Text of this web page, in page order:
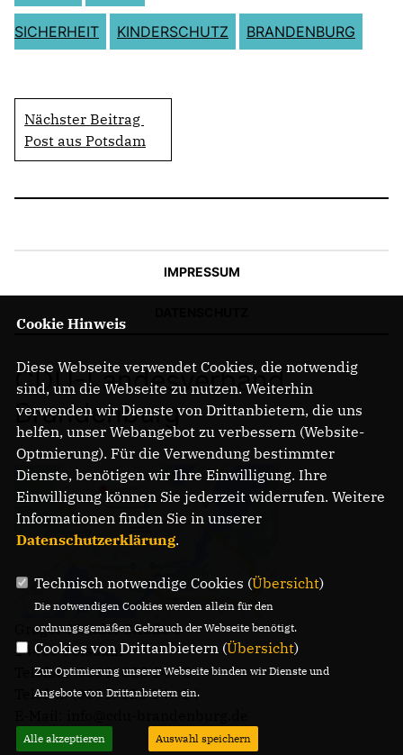
SICHERHEIT KINDERSCHUTZ BRANDENBURG
Nächster Beitrag
Post aus Potsdam
IMPRESSUM
CDU-Landesverband
Brandenburg
Gregor-Mendel-Straße 3
14469 Potsdam
Telefon: (0331) 620 14 - 0
Telefax: (0331) 620 14 - 14
Cookie Hinweis
Diese Webseite verwendet Cookies, die notwendig
sind, um die Webseite zu nutzen. Weiterhin
verwenden wir Dienste von Drittanbietern, die uns
helfen, unser Webangebot zu verbessern (Website-
Optmierung). Für die Verwendung bestimmter
Dienste, benötigen wir Ihre Einwilligung. Ihre
Einwilligung können Sie jederzeit widerrufen. Weitere
Informationen finden Sie in unserer
Datenschutzerklärung.
Technisch notwendige Cookies (Übersicht)
Die notwendigen Cookies werden allein für den
ordnungsgemäßen Gebrauch der Webseite benötigt.
Cookies von Drittanbietern (Übersicht)
Zur Optimierung unserer Webseite binden wir Dienste und
Angebote von Drittanbietern ein.
Alle akzeptieren Auswahl speichern